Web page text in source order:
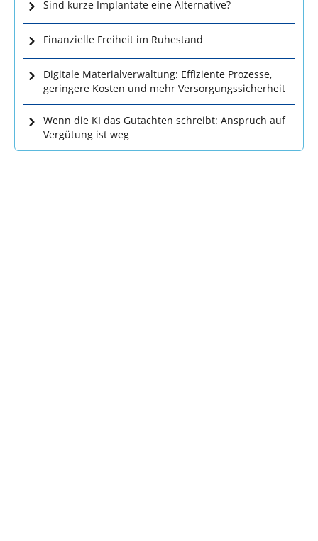
Sind kurze Implantate eine Alternative?
Finanzielle Freiheit im Ruhestand
Digitale Materialverwaltung: Effiziente Prozesse,
geringere Kosten und mehr Versorgungssicherheit
Wenn die KI das Gutachten schreibt: Anspruch auf
Vergütung ist weg